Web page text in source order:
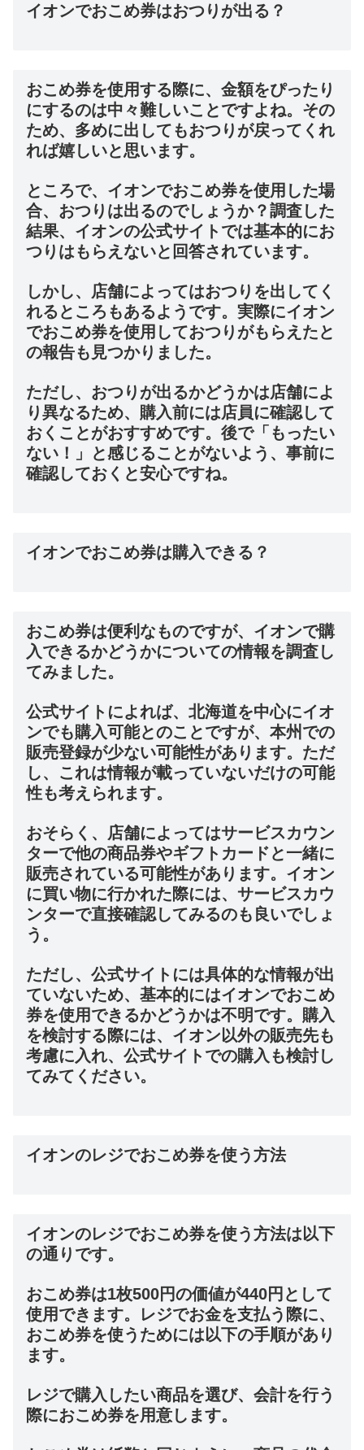
イオンでおこめ券はおつりが出る？
おこめ券を使用する際に、金額をぴったり
にするのは中々難しいことですよね。その
ため、多めに出してもおつりが戻ってくれ
れば嬉しいと思います。
ところで、イオンでおこめ券を使用した場
合、おつりは出るのでしょうか？調査した
結果、イオンの公式サイトでは基本的にお
つりはもらえないと回答されています。
しかし、店舗によってはおつりを出してく
れるところもあるようです。実際にイオン
でおこめ券を使用しておつりがもらえたと
の報告も見つかりました。
ただし、おつりが出るかどうかは店舗によ
り異なるため、購入前には店員に確認して
おくことがおすすめです。後で「もったい
ない！」と感じることがないよう、事前に
確認しておくと安心ですね。
イオンでおこめ券は購入できる？
おこめ券は便利なものですが、イオンで購
入できるかどうかについての情報を調査し
てみました。
公式サイトによれば、北海道を中心にイオ
ンでも購入可能とのことですが、本州での
販売登録が少ない可能性があります。ただ
し、これは情報が載っていないだけの可能
性も考えられます。
おそらく、店舗によってはサービスカウン
ターで他の商品券やギフトカードと一緒に
販売されている可能性があります。イオン
に買い物に行かれた際には、サービスカウ
ンターで直接確認してみるのも良いでしょ
う。
ただし、公式サイトには具体的な情報が出
ていないため、基本的にはイオンでおこめ
券を使用できるかどうかは不明です。購入
を検討する際には、イオン以外の販売先も
考慮に入れ、公式サイトでの購入も検討し
てみてください。
イオンのレジでおこめ券を使う方法
イオンのレジでおこめ券を使う方法は以下
の通りです。
おこめ券は1枚500円の価値が440円として
使用できます。レジでお金を支払う際に、
おこめ券を使うためには以下の手順があり
ます。
レジで購入したい商品を選び、会計を行う
際におこめ券を用意します。